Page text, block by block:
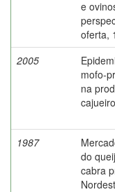
e
oferta,
2005
mofo-
na
1987
do
cabra